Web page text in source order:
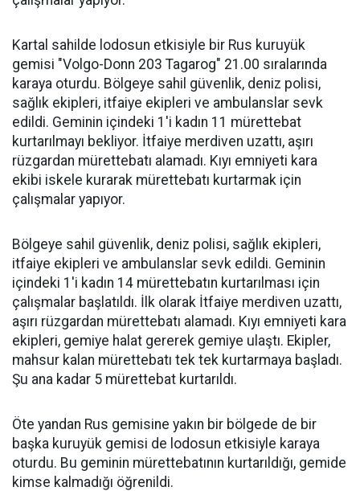
Kartal sahilde lodosun etkisiyle bir Rus kuruyük
gemisi "Volgo-Donn 203 Tagarog" 21.00 sıralarında
karaya oturdu. Bölgeye sahil güvenlik, deniz polisi,
sağlık ekipleri, itfaiye ekipleri ve ambulanslar sevk
edildi. Geminin içindeki 1'i kadın 11 mürettebat
kurtarılmayı bekliyor. İtfaiye merdiven uzattı, aşırı
rüzgardan mürettebatı alamadı. Kıyı emniyeti kara
ekibi iskele kurarak mürettebatı kurtarmak için
çalışmalar yapıyor.
Bölgeye sahil güvenlik, deniz polisi, sağlık ekipleri,
itfaiye ekipleri ve ambulanslar sevk edildi. Geminin
içindeki 1'i kadın 14 mürettebatın kurtarılması için
çalışmalar başlatıldı. İlk olarak İtfaiye merdiven uzattı,
aşırı rüzgardan mürettebatı alamadı. Kıyı emniyeti kara
ekipleri, gemiye halat gererek gemiye ulaştı. Ekipler,
mahsur kalan mürettebatı tek tek kurtarmaya başladı.
Şu ana kadar 5 mürettebat kurtarıldı.
Öte yandan Rus gemisine yakın bir bölgede de bir
başka kuruyük gemisi de lodosun etkisiyle karaya
oturdu. Bu geminin mürettebatının kurtarıldığı, gemide
kimse kalmadığı öğrenildi.